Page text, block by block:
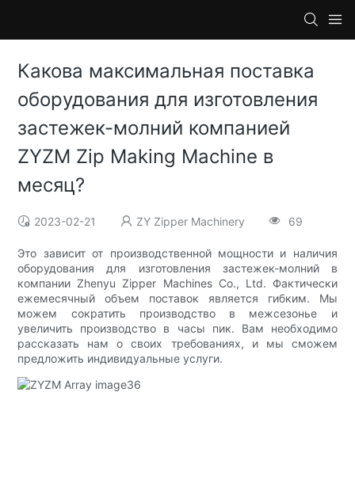
Какова максимальная поставка
оборудования для изготовления
застежек-молний компанией
ZYZM Zip Making Machine в
месяц?
2023-02-21 ZY Zipper Machinery 69
Это зависит от производственной мощности и наличия
оборудования для изготовления застежек-молний в
компании Zhenyu Zipper Machines Co., Ltd. Фактически
ежемесячный объем поставок является гибким. Мы
можем сократить производство в межсезонье и
увеличить производство в часы пик. Вам необходимо
рассказать нам о своих требованиях, и мы сможем
предложить индивидуальные услуги.